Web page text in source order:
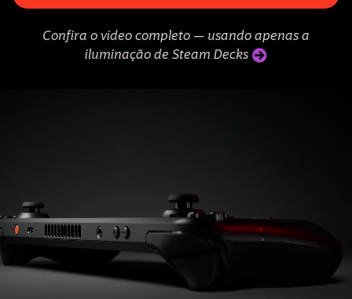
Confira o vídeo completo — usando apenas a
iluminação de Steam Decks